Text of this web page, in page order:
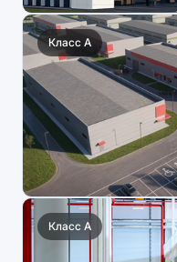
Класс A
Класс A